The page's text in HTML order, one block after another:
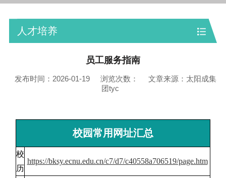
人才培养
员工服务指南
发布时间：2026-01-19 浏览次数：
文章来源：太阳成集
团tyc
校园常用网址汇总
校
历
https://bksy.ecnu.edu.cn/c7/d7/c40558a706519/page.htm